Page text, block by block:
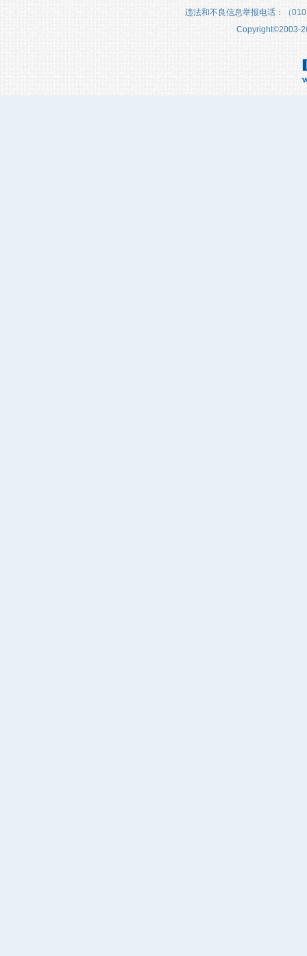
违法和不良信息举报电话：（
Copyright©2003-